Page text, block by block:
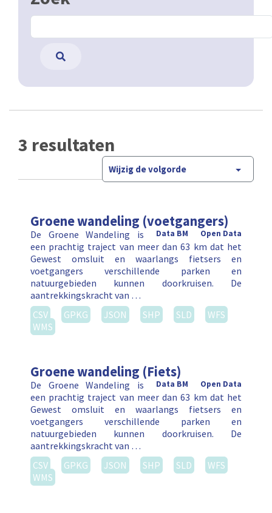
3 resultaten
Wijzig de volgorde
Groene wandeling (voetgangers)
Open Data
Data BM
De Groene Wandeling is
een prachtig traject van meer dan 63 km dat het
Gewest omsluit en waarlangs fietsers en
voetgangers verschillende parken en
natuurgebieden kunnen doorkruisen. De
aantrekkingskracht van …
CSV
GPKG JSON SHP SLD
WFS
WMS
Groene wandeling (Fiets)
Open Data
Data BM
De Groene Wandeling is
een prachtig traject van meer dan 63 km dat het
Gewest omsluit en waarlangs fietsers en
voetgangers verschillende parken en
natuurgebieden kunnen doorkruisen. De
aantrekkingskracht van …
CSV
GPKG JSON SHP SLD
WFS
WMS